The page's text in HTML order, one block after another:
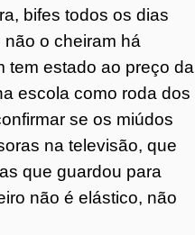
bifes todos os dias
o cheiram há
tem estado ao preço da
escola como roda dos
se os miúdos
na televisão, que
que guardou para
não é elástico, não